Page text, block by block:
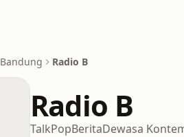
Bandung Radio B
Radio B
TalkPopBeritaDewasa